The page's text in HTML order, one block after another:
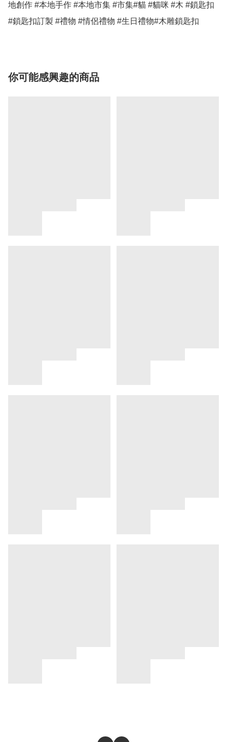
地創作 #本地手作 #本地市集 #市集#貓 #貓咪 #木 #鎖匙扣
#鎖匙扣訂製 #禮物 #情侶禮物 #生日禮物#木雕鎖匙扣
你可能感興趣的商品